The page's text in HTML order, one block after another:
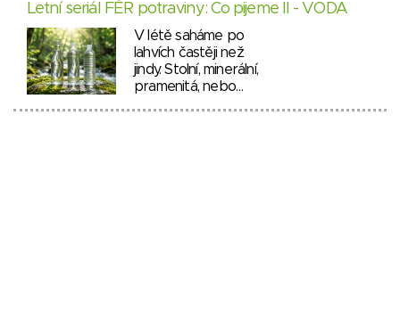
Letní seriál FÉR potraviny: Co pijeme II - VODA
V létě saháme po
lahvích častěji než
jindy. Stolní, minerální,
pramenitá, nebo…